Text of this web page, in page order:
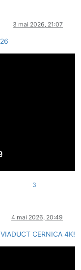
3 mai 2026, 21:07
3
4 mai 2026, 20:49
CERNICA 4K!